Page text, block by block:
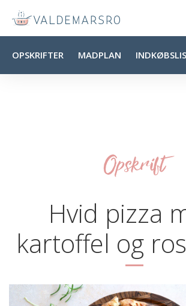
OPSKRIFTER MADPLAN
Opskrift
Hvid pizza
kartoffel og